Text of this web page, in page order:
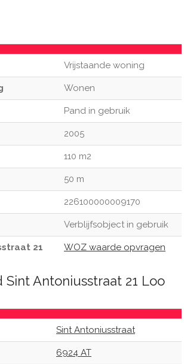
Vrijstaande woning
Wonen
Pand in gebruik
2005
110 m2
50 m
226100000009170
Verblijfsobject in gebruik
21 WOZ waarde opvragen
Antoniusstraat 21 Loo
Sint Antoniusstraat
6924 AT